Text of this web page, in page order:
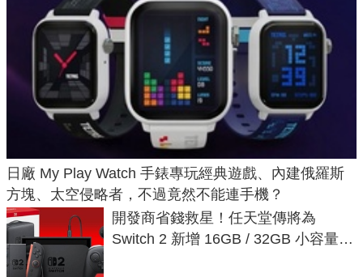
日廠 My Play Watch 手錶專玩經典遊戲、內建俄羅斯
方塊、太空侵略者，不過竟然不能連手機？
開發商省錢救星！任天堂傳將為
Switch 2 新增 16GB / 32GB 小容量遊